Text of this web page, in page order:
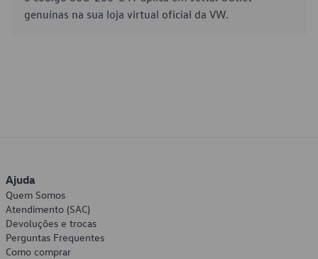
genuínas na sua loja virtual oficial da VW.
Ajuda
Quem Somos
Atendimento (SAC)
Devoluções e trocas
Perguntas Frequentes
Como comprar